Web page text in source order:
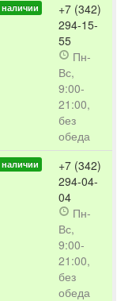
+7 (342)
294-15-
55
Пн-
Вс,
9:00-
21:00,
без
обеда
+7 (342)
294-04-
04
Пн-
Вс,
9:00-
21:00,
без
обеда